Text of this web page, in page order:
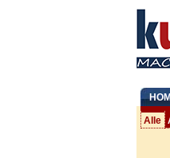
Alle